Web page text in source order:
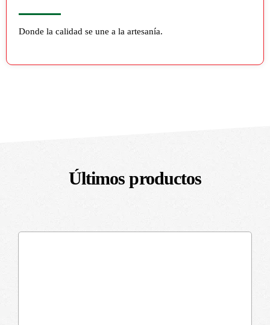
Donde la calidad se une a la artesanía.
Últimos productos